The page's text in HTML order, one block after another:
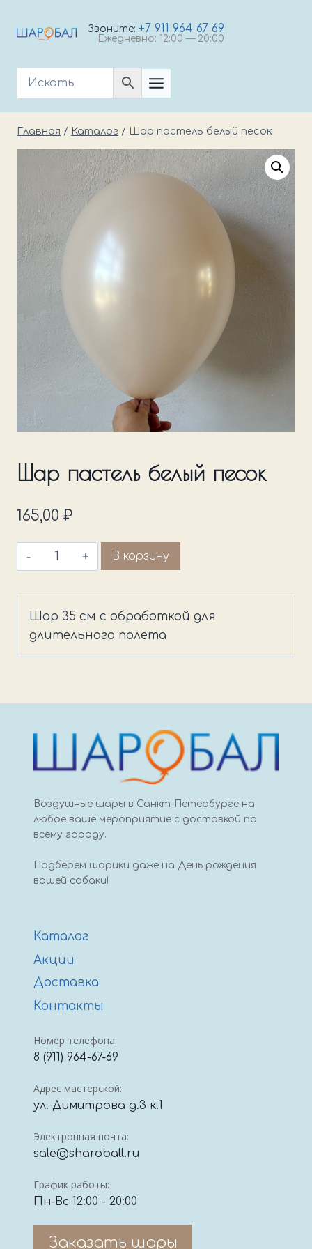
Звоните: +7 911 964 67 69
Ежедневно: 12:00 — 20:00
Главная / Каталог / Шар пастель белый песок
Шар пастель белый песок
165,00 ₽
Количество
товара
пастель
белый
В корзину
Шар 35 см с обработкой для
длительного полета
Воздушные шары в Санкт-Петербурге на
любое ваше мероприятие с доставкой по
всему городу.
Подберем шарики даже на День рождения
вашей собаки!
Каталог
Акции
Доставка
Контакты
Номер телефона:
8 (911) 964-67-69
Адрес мастерской:
ул. Димитрова д.3 к.1
Электронная почта:
sale@sharoball.ru
График работы:
Пн-Вс 12:00 - 20:00
Заказать шары